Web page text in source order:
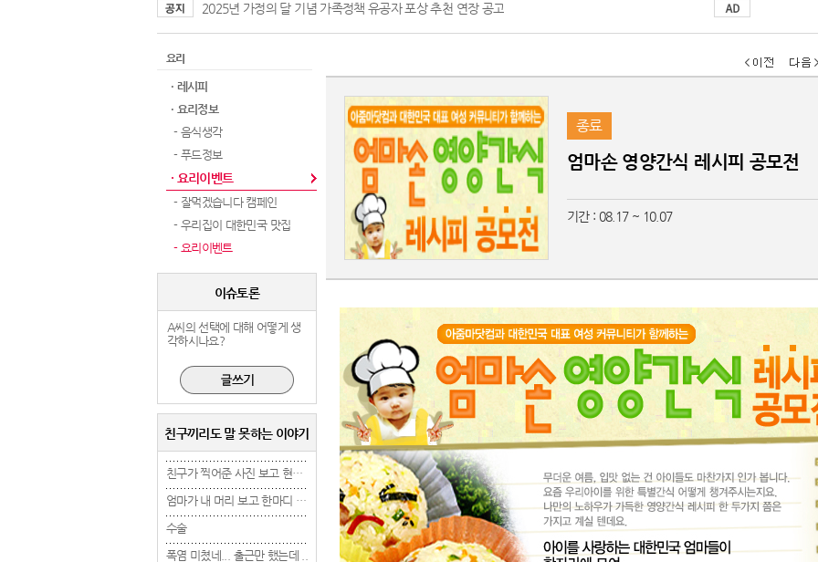
2025년 가정의 달 기념 가족정책 유공자 포상 추천 연장 공고
요리
· 레시피
· 요리정보
- 음식생각
- 푸드정보
· 요리이벤트
- 잘먹겠습니다 캠페인
- 우리집이 대한민국 맛집
- 요리이벤트
이슈토론
A씨의 선택에 대해 어떻게 생
각하시나요?
친구끼리도 말 못하는 이야기
친구가 찍어준 사진 보고 현타 겁..
엄마가 내 머리 보고 한마디 했는..
수술
폭염 미쳤네... 출근만 했는데 ..
친구가 찍어준 사진 보고 현타 겁..
엄마가 내 머리 보고 한마디 했는..
폭염 미쳤네... 출근만 했는데 ..
종료
엄마손 영양간식 레시피 공모전
기간 : 08.17 ~ 10.07